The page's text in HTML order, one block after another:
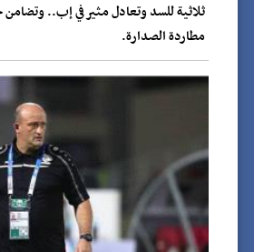
ثلاثية للسد وتعادل مثير في إب..
مطاردة الصدارة.